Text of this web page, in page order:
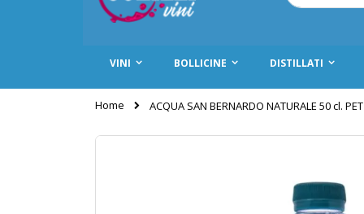
Cerca
VINI BOLLICINE DISTILLATI
Home ACQUA SAN BERNARDO NATURALE 50 cl.
Vai